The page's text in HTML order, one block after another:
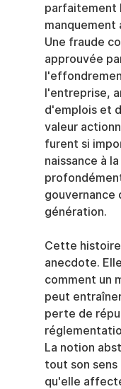
parfaitement
manquement
Une fraude
approuvée
l'entreprise,
d'emplois et
valeur
furent si
naissance à la
gouvernance
génération.
Cette
anecdote.
comment un
peut
perte de
La notion
tout son
qu'elle